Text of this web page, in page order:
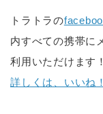
トラトラの
内すべての携帯に
利用いただけます！
詳しくは、いいね